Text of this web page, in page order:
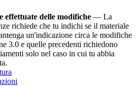
effettuate delle modifiche — La
richiede che tu indichi se il materiale
un'indicazione circa le modifiche
3.0 e quelle precedenti richiedono
solo nel caso in cui tu abbia